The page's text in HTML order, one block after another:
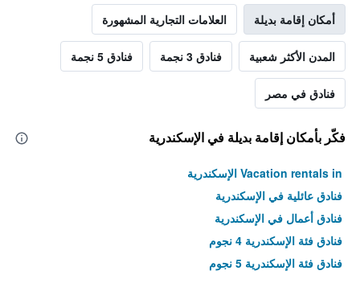
أمكان إقامة بديلة العلامات التجارية المشهورة
المدن الأكثر شعبية فنادق 3 نجمة فنادق 5 نجمة
فنادق في مصر
فكّر بأمكان إقامة بديلة في الإسكندرية
Vacation rentals in الإسكندرية
فنادق عائلية في الإسكندرية
فنادق أعمال في الإسكندرية
فنادق فئة الإسكندرية 4 نجوم
فنادق فئة الإسكندرية 5 نجوم